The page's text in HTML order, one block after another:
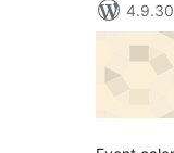
4.9.30